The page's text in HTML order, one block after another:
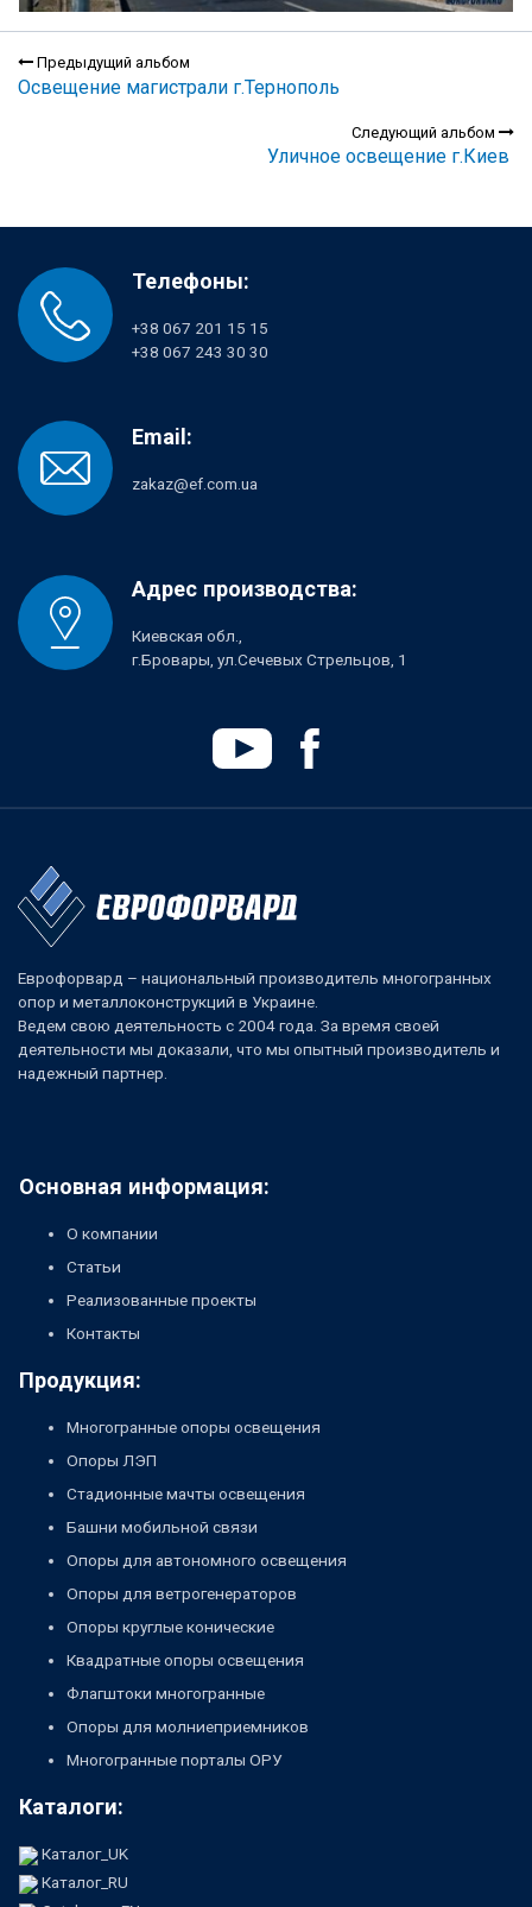
Предыдущий альбом
Освещение магистрали г.Тернополь
Следующий альбом
Уличное освещение г.Киев
Телефоны:
+38 067 201 15 15
+38 067 243 30 30
Email:
zakaz@ef.com.ua
Адрес производства:
Киевская обл.,
г.Бровары, ул.Сечевых Стрельцов, 1
Еврофорвард – национальный производитель многогранных
опор и металлоконструкций в Украине.
Ведем свою деятельность с 2004 года. За время своей
деятельности мы доказали, что мы опытный производитель и
надежный партнер.
Основная информация:
О компании
Статьи
Реализованные проекты
Контакты
Продукция:
Многогранные опоры освещения
Опоры ЛЭП
Стадионные мачты освещения
Башни мобильной связи
Опоры для автономного освещения
Опоры для ветрогенераторов
Опоры круглые конические
Квадратные опоры освещения
Флагштоки многогранные
Опоры для молниеприемников
Многогранные порталы ОРУ
Каталоги:
Каталог_UK
Каталог_RU